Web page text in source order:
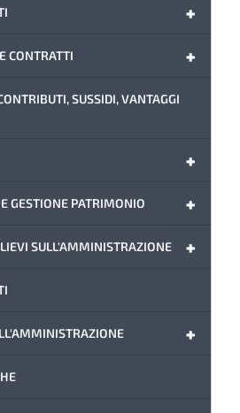
+
+
CONTRATTI
SUSSIDI, VANTAGGI
+
+
GESTIONE PATRIMONIO
+
SULL'AMMINISTRAZIONE
+